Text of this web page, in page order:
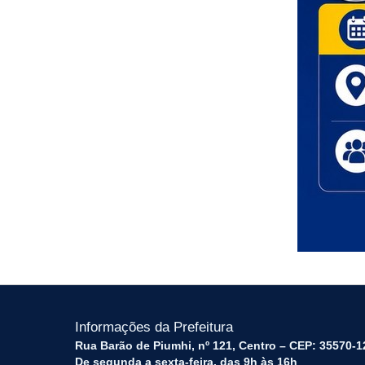
Informações da Prefeitura
Rua Barão de Piumhi, nº 121, Centro – CEP: 35570-
De segunda a sexta-feira, das 9h às 16h